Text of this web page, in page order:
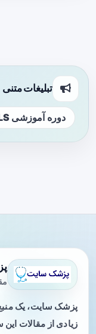
تبلیغات متنی
دوره آموزشی ATLS
پزشک سایت، یک
زیادی از مقالات